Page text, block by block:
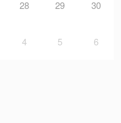
28 29 30
4 5 6